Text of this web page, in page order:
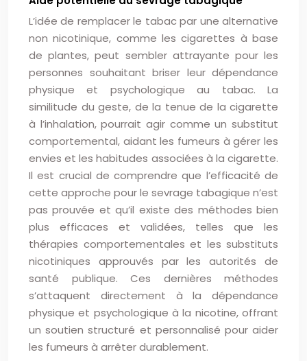
L’idée de remplacer le tabac par une alternative
non nicotinique, comme les cigarettes à base
de plantes, peut sembler attrayante pour les
personnes souhaitant briser leur dépendance
physique et psychologique au tabac. La
similitude du geste, de la tenue de la cigarette
à l’inhalation, pourrait agir comme un substitut
comportemental, aidant les fumeurs à gérer les
envies et les habitudes associées à la cigarette.
Il est crucial de comprendre que l’efficacité de
cette approche pour le sevrage tabagique n’est
pas prouvée et qu’il existe des méthodes bien
plus efficaces et validées, telles que les
thérapies comportementales et les substituts
nicotiniques approuvés par les autorités de
santé publique. Ces dernières méthodes
s’attaquent directement à la dépendance
physique et psychologique à la nicotine, offrant
un soutien structuré et personnalisé pour aider
les fumeurs à arrêter durablement.